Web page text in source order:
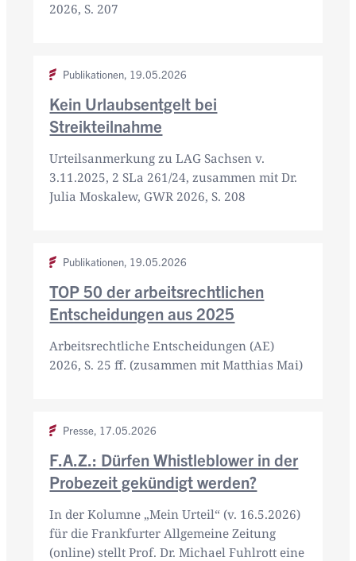
2026, S. 207
Publikationen, 19.05.2026
Kein Urlaubsentgelt bei
Streikteilnahme
Urteilsanmerkung zu LAG Sachsen v.
3.11.2025, 2 SLa 261/24, zusammen mit Dr.
Julia Moskalew, GWR 2026, S. 208
Publikationen, 19.05.2026
TOP 50 der arbeitsrechtlichen
Entscheidungen aus 2025
Arbeitsrechtliche Entscheidungen (AE)
2026, S. 25 ff. (zusammen mit Matthias Mai)
Presse, 17.05.2026
F.A.Z.: Dürfen Whistleblower in der
Probezeit gekündigt werden?
In der Kolumne „Mein Urteil“ (v. 16.5.2026)
für die Frankfurter Allgemeine Zeitung
(online) stellt Prof. Dr. Michael Fuhlrott eine